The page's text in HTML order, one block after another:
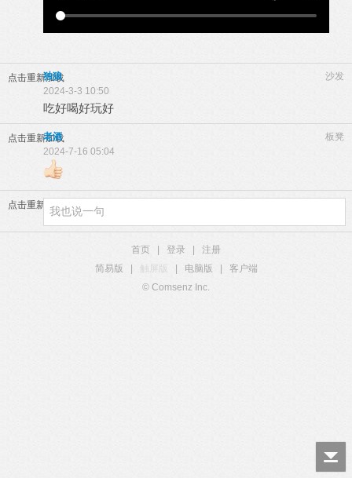
点击重新加载 沙发
独狼
2024-3-3 10:50
吃好喝好玩好
点击重新加载 板凳
老酒
2024-7-16 05:04
点击重新加载
首页 登录
注册
简易版
触屏版 电脑版
客户端
© Comsenz Inc.